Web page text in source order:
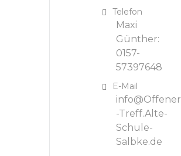
Telefon
Maxi
Günther:
0157-
57397648
E-Mail
info@Offener
-Treff.Alte-
Schule-
Salbke.de